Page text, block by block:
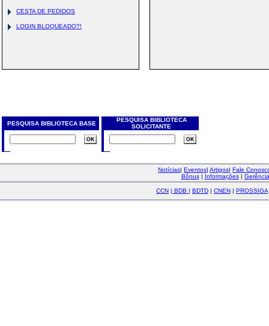
CESTA DE PEDIDOS
LOGIN BLOQUEADO?!
PESQUISA BIBLIOTECA BASE
PESQUISA BIBLIOTECA
SOLICITANTE
Notícias| Eventos| Artigos| Fale
Bônus| Informações| Gerência
CCN | BDB | BDTD | CNEN | PROSSIGA